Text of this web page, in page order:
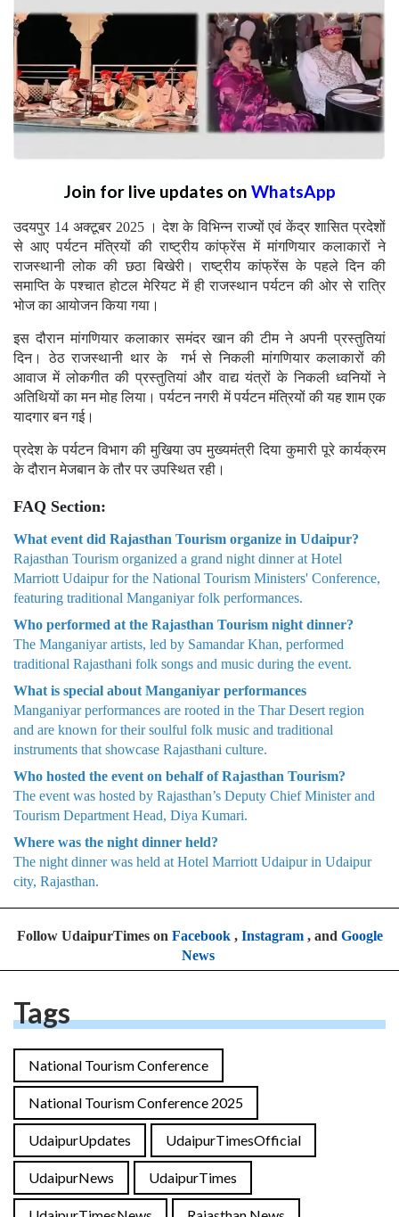
Join for live updates on WhatsApp
उदयपुर 14 अक्टूबर 2025 । देश के विभिन्न राज्यों एवं केंद्र शासित प्रदेशों
से आए पर्यटन मंत्रियों की राष्ट्रीय कांफ्रेंस में मांगणियार कलाकारों ने
राजस्थानी लोक की छठा बिखेरी। राष्ट्रीय कांफ्रेंस के पहले दिन की
समाप्ति के पश्चात होटल मेरियट में ही राजस्थान पर्यटन की ओर से रात्रि
भोज का आयोजन किया गया।
इस दौरान मांगणियार कलाकार समंदर खान की टीम ने अपनी प्रस्तुतियां
दिन। ठेठ राजस्थानी थार के गर्भ से निकली मांगणियार कलाकारों की
आवाज में लोकगीत की प्रस्तुतियां और वाद्य यंत्रों के निकली ध्वनियों ने
अतिथियों का मन मोह लिया। पर्यटन नगरी में पर्यटन मंत्रियों की यह शाम एक
यादगार बन गई।
प्रदेश के पर्यटन विभाग की मुखिया उप मुख्यमंत्री दिया कुमारी पूरे कार्यक्रम
के दौरान मेजबान के तौर पर उपस्थित रही।
FAQ Section:
What event did Rajasthan Tourism organize in Udaipur?
Rajasthan Tourism organized a grand night dinner at Hotel
Marriott Udaipur for the National Tourism Ministers' Conference,
featuring traditional Manganiyar folk performances.
Who performed at the Rajasthan Tourism night dinner?
The Manganiyar artists, led by Samandar Khan, performed
traditional Rajasthani folk songs and music during the event.
What is special about Manganiyar performances
Manganiyar performances are rooted in the Thar Desert region
and are known for their soulful folk music and traditional
instruments that showcase Rajasthani culture.
Who hosted the event on behalf of Rajasthan Tourism?
The event was hosted by Rajasthan’s Deputy Chief Minister and
Tourism Department Head, Diya Kumari.
Where was the night dinner held?
The night dinner was held at Hotel Marriott Udaipur in Udaipur
city, Rajasthan.
Follow UdaipurTimes on Facebook, Instagram, and Google
News
Tags
National Tourism Conference
National Tourism Conference 2025
UdaipurUpdates UdaipurTimesOfficial
UdaipurNews UdaipurTimes